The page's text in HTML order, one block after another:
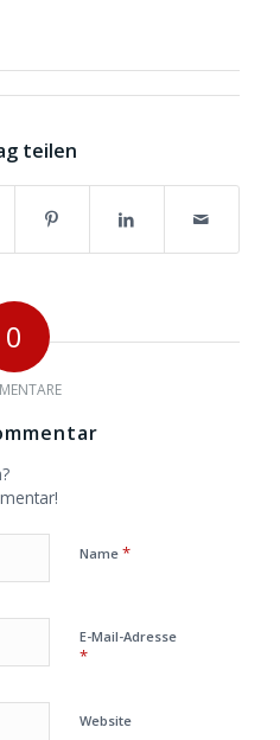
teilen
0
Name *
E-Mail-Adresse
*
Website